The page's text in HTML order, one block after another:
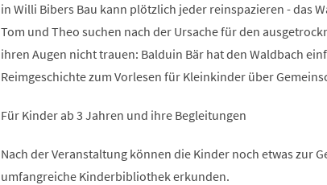
in Willi Bibers Bau kann plötzlich jeder reinspazieren - das
Tom und Theo suchen nach der Ursache für den
ihren Augen nicht trauen: Balduin Bär hat den Waldbach
Reimgeschichte zum Vorlesen für Kleinkinder über
Für Kinder ab 3 Jahren und ihre Begleitungen
Nach der Veranstaltung können die Kinder noch etwas zur
umfangreiche Kinderbibliothek erkunden.